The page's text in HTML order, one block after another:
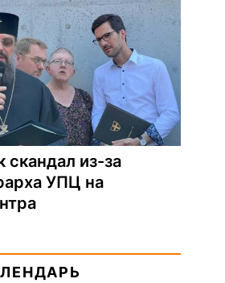
скандал из-за
УПЦ на